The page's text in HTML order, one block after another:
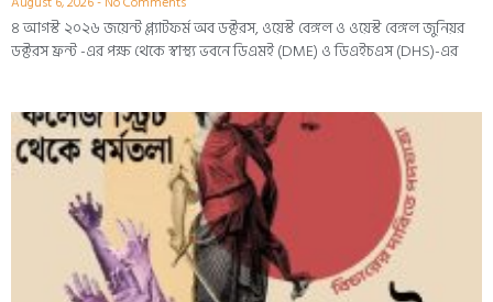
৪ আগস্ট ২০২৬ জয়েন্ট প্ল্যাটফর্ম অব ডক্টরস, ওয়েস্ট বেঙ্গল ও ওয়েস্ট বেঙ্গল জুনিয়র
ডক্টরস ফ্রন্ট -এর পক্ষ থেকে স্বাস্থ্য ভবনে ডিএমই (DME) ও ডিএইচএস (DHS)-এর